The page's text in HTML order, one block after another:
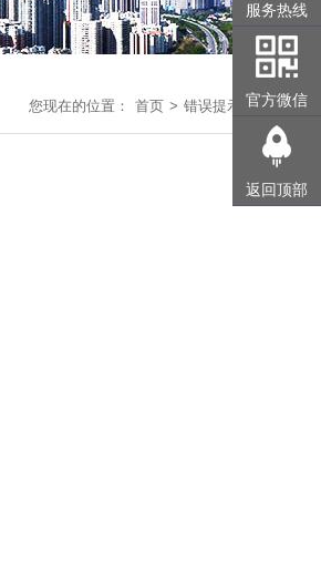
您现在的位置： 首页 > 错误提示
服务热线
官方微信
返回顶部